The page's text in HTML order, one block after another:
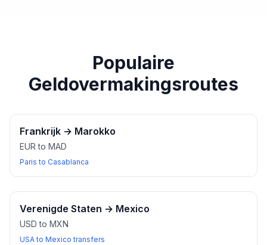
Populaire
Geldovermakingsroutes
Frankrijk → Marokko
EUR to MAD
Paris to Casablanca
Verenigde Staten → Mexico
USD to MXN
USA to Mexico transfers